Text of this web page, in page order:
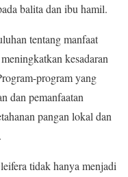
balita dan ibu hamil.
tentang manfaat
kesadaran
program yang
dan pemanfaatan
pangan lokal dan
tidak hanya menjadi